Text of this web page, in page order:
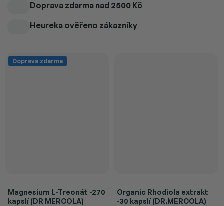
Doprava zdarma nad 2500 Kč
Heureka ověřeno zákazníky
Doprava zdarma
Magnesium L-Treonát -270
kapslí (DR MERCOLA)
Organic Rhodiola extrakt
-30 kapslí (DR.MERCOLA)